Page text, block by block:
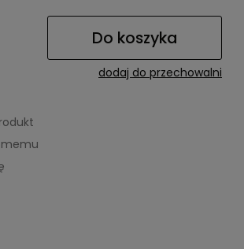
Do koszyka
dodaj do przechowalni